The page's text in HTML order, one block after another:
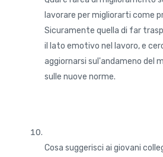
lavorare per migliorarti come
Sicuramente quella di far
il lato emotivo nel lavoro, e
aggiornarsi sul'andameno del
sulle nuove norme.
Cosa suggerisci ai giovani